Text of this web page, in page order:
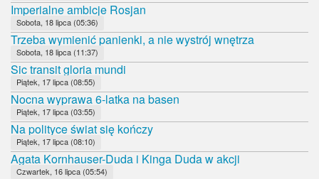
Imperialne ambicje Rosjan
Sobota, 18 lipca (05:36)
Trzeba wymienić panienki, a nie wystrój wnętrza
Sobota, 18 lipca (11:37)
Sic transit gloria mundi
Piątek, 17 lipca (08:55)
Nocna wyprawa 6-latka na basen
Piątek, 17 lipca (03:55)
Na polityce świat się kończy
Piątek, 17 lipca (08:10)
Agata Kornhauser-Duda i Kinga Duda w akcji
Czwartek, 16 lipca (05:54)